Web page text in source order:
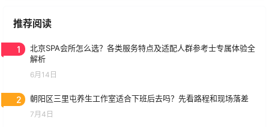
推荐阅读
1
北京SPA会所怎么选？各类服务特点及适配人群参考士专属体验全
解析
6月14日
2 朝阳区三里屯养生工作室适合下班后去吗？先看路程和现场落差
7月4日